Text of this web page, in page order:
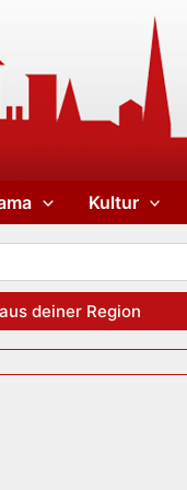
Kultur
deiner Region